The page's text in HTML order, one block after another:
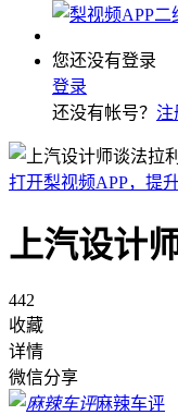
您还没有登录
登录
还没有帐号？ 注
打开梨视频APP，提
上汽设计
442
收藏
详情
微信分享
麻辣车评